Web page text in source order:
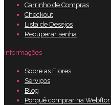
Carrinho de Compras
Checkout
Lista de Desejos
Recuperar senha
Informações
Sobre as Flores
Serviços
Blog
Porquê comprar na Webflor